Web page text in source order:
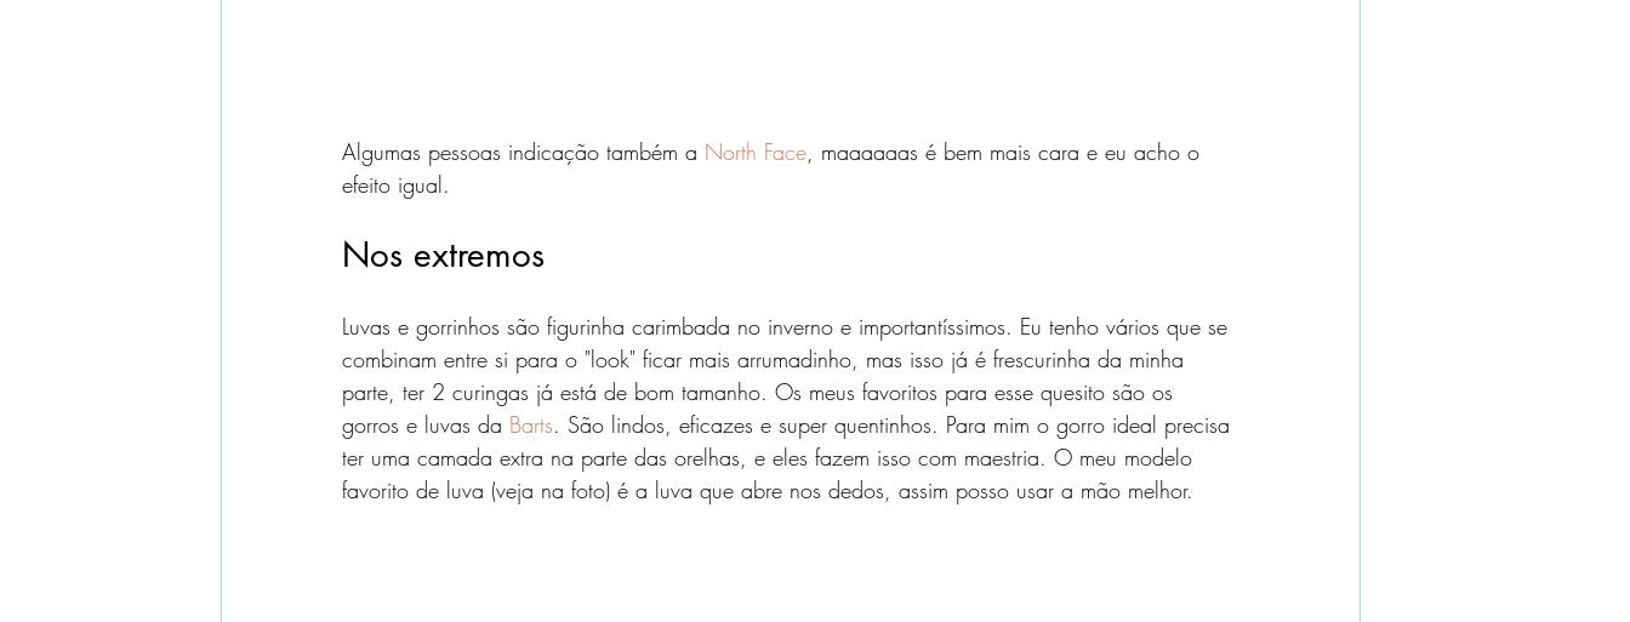
Algumas pessoas indicação também a North Face , maaaaaas é bem mais cara e eu acho o
efeito igual.
Nos extremos
Luvas e gorrinhos são figurinha carimbada no inverno e importantíssimos. Eu tenho vários que se
combinam entre si para o "look" ficar mais arrumadinho, mas isso já é frescurinha da minha
parte, ter 2 curingas já está de bom tamanho. Os meus favoritos para esse quesito são os
gorros e luvas da Barts. São lindos, eficazes e super quentinhos. Para mim o gorro ideal precisa
ter uma camada extra na parte das orelhas, e eles fazem isso com maestria. O meu modelo
favorito de luva (veja na foto) é a luva que abre nos dedos, assim posso usar a mão melhor.